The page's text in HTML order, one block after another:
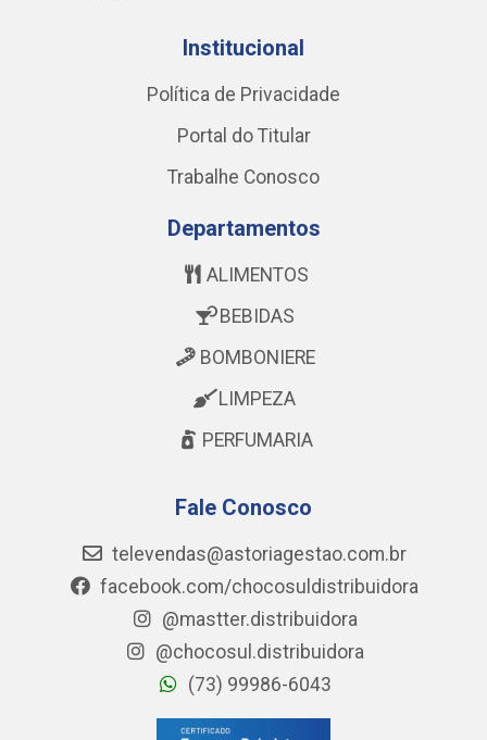
Institucional
Política de Privacidade
Portal do Titular
Trabalhe Conosco
Departamentos
ALIMENTOS
BEBIDAS
BOMBONIERE
LIMPEZA
PERFUMARIA
Fale Conosco
televendas@astoriagestao.com.br
facebook.com/chocosuldistribuidora
@mastter.distribuidora
@chocosul.distribuidora
(73) 99986-6043